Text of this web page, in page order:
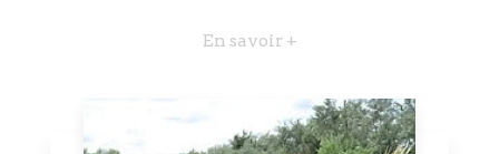
En savoir +